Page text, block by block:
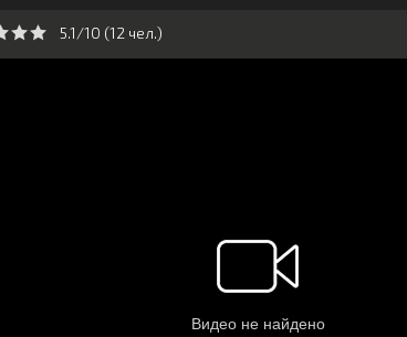
5.1/10 (12 чeл.)